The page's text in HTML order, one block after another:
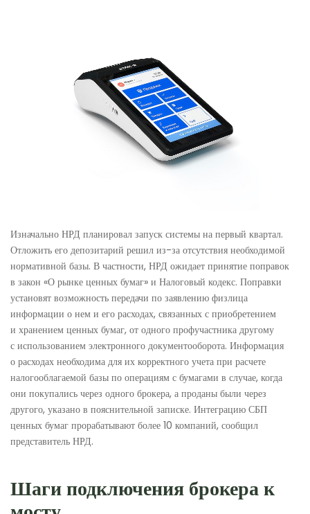
Изначально НРД планировал запуск системы на первый квартал.
Отложить его депозитарий решил из-за отсутствия необходимой
нормативной базы. В частности, НРД ожидает принятие поправок
в закон «О рынке ценных бумаг» и Налоговый кодекс. Поправки
установят возможность передачи по заявлению физлица
информации о нем и его расходах, связанных с приобретением
и хранением ценных бумаг, от одного профучастника другому
с использованием электронного документооборота. Информация
о расходах необходима для их корректного учета при расчете
налогооблагаемой базы по операциям с бумагами в случае, когда
они покупались через одного брокера, а проданы были через
другого, указано в пояснительной записке. Интеграцию СБП
ценных бумаг прорабатывают более 10 компаний, сообщил
представитель НРД.
Шаги подключения брокера к